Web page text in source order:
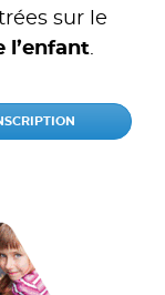
sur le
l’enfant.